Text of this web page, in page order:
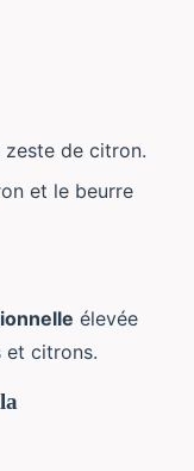
zeste de citron.
et le beurre
élevée
et citrons.